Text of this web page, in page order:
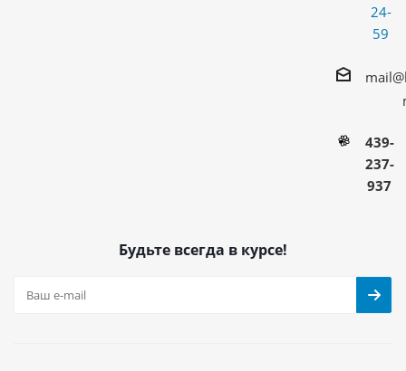
24-
59
439-
237-
937
Будьте всегда в курсе!